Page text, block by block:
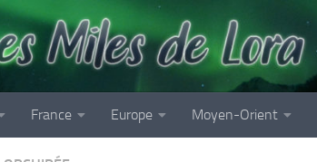
France Europe Moyen-Orient